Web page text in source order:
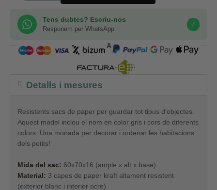
Tens dubtes? Escriu-nos
Responem per WhatsApp
✓
COMPRA SEGURA
Detalls i mesures
Resistents sacs de paper per guardar tot tipus d'objectes.
Aquest model inclou el nom en color gris i cors de diferents
colors. Una monada per decorar i ordenar les habitacions
dels petits!
Mida del sac: 60x70x16 (ample x alt x base)
Material: 3 capes de paper kraft altament resistent
(exterior blanc i interior ocre)